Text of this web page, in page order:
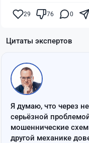
29 76 0
Цитаты экспертов
Я думаю, что через
серьёзной
мошеннические
другой механике